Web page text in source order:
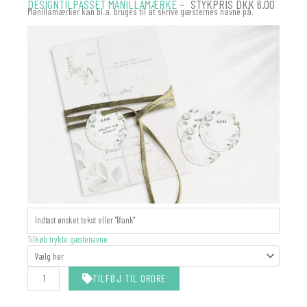
DESIGNTILPASSET MANILLAMÆRKE – STYKPRIS DKK 6.00
Manillamærker kan bl.a. bruges til at skrive gæsternes navne på.
Tilkøb trykte gæstenavne
MATCHER
DIN
INVITATION
antal
TILFØJ TIL ORDRE